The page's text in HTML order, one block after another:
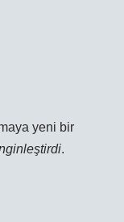
yeni bir
.